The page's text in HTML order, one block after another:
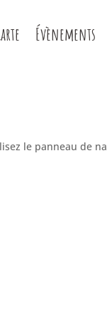
Évènements
le panneau de